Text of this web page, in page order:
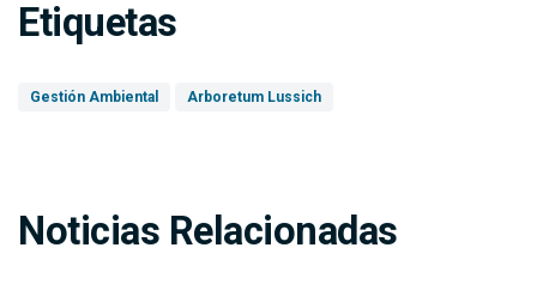
Etiquetas
Gestión Ambiental Arboretum Lussich
Noticias Relacionadas